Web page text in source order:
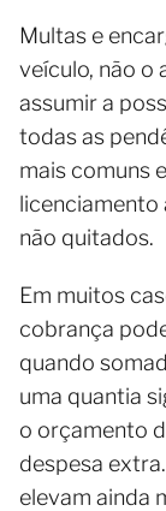
Multas e
veículo, não o
assumir a
todas as
mais comuns
licenciamento
não quitados.
Em muitos
cobrança
quando
uma quantia
o orçamento
despesa
elevam ainda